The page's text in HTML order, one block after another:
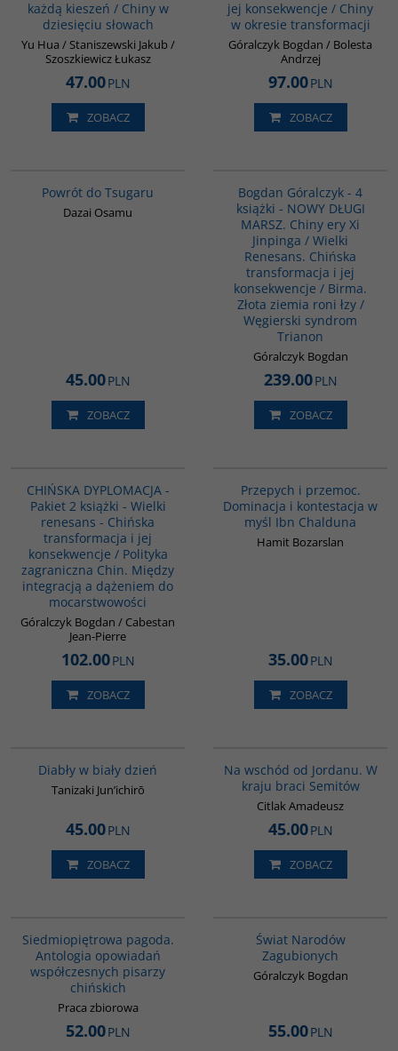
każdą kieszeń / Chiny w
dziesięciu słowach
Yu Hua / Staniszewski Jakub /
Szoszkiewicz Łukasz
47.00PLN
ZOBACZ
jej konsekwencje / Chiny
w okresie transformacji
Góralczyk Bogdan / Bolesta
Andrzej
97.00PLN
ZOBACZ
Powrót do Tsugaru
Dazai Osamu
45.00PLN
ZOBACZ
Bogdan Góralczyk - 4
książki - NOWY DŁUGI
MARSZ. Chiny ery Xi
Jinpinga / Wielki
Renesans. Chińska
transformacja i jej
konsekwencje / Birma.
Złota ziemia roni łzy /
Węgierski syndrom
Trianon
Góralczyk Bogdan
239.00PLN
ZOBACZ
CHIŃSKA DYPLOMACJA -
Pakiet 2 książki - Wielki
renesans - Chińska
transformacja i jej
konsekwencje / Polityka
zagraniczna Chin. Między
integracją a dążeniem do
mocarstwowości
Góralczyk Bogdan / Cabestan
Jean-Pierre
102.00PLN
ZOBACZ
Przepych i przemoc.
Dominacja i kontestacja w
myśl Ibn Chalduna
Hamit Bozarslan
35.00PLN
ZOBACZ
Diabły w biały dzień
Tanizaki Jun’ichirō
45.00PLN
ZOBACZ
Na wschód od Jordanu. W
kraju braci Semitów
Citlak Amadeusz
45.00PLN
ZOBACZ
Siedmiopiętrowa pagoda.
Antologia opowiadań
współczesnych pisarzy
chińskich
Praca zbiorowa
52.00PLN
Świat Narodów
Zagubionych
Góralczyk Bogdan
55.00PLN